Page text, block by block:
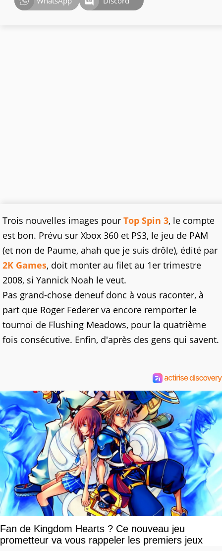
Trois nouvelles images pour Top Spin 3, le compte
est bon. Prévu sur Xbox 360 et PS3, le jeu de PAM
(et non de Paume, ahah que je suis drôle), édité par
2K Games, doit monter au filet au 1er trimestre
2008, si Yannick Noah le veut.
Pas grand-chose deneuf donc à vous raconter, à
part que Roger Federer va encore remporter le
tournoi de Flushing Meadows, pour la quatrième
fois consécutive. Enfin, d'après des gens qui savent.
Fan de Kingdom Hearts ? Ce nouveau jeu
prometteur va vous rappeler les premiers jeux